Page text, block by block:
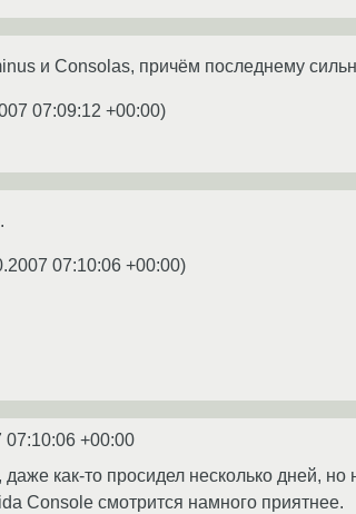
и Consolas, причём последнему
07:09:12 +00:00)
07:10:06 +00:00)
07:10:06 +00:00
как-то просидел несколько дней,
Console смотрится намного приятнее.